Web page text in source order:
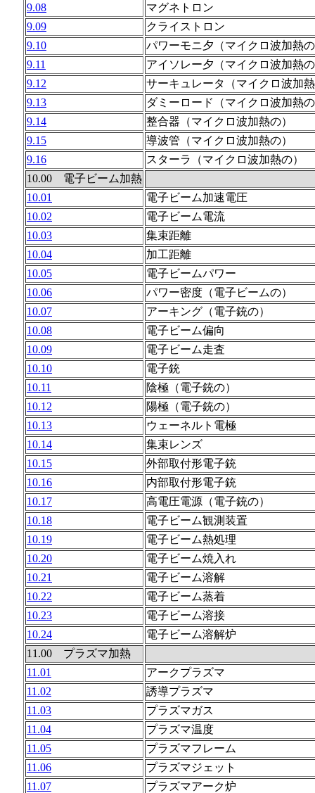
9.08
マグネトロン
9.09
クライストロン
9.10
パワーモニ夕（マイクロ波加熱
9.11
アイソレー夕（マイクロ波加熱
9.12
サーキュレータ（マイクロ波加
9.13
ダミーロード（マイクロ波加熱
9.14
整合器（マイクロ波加熱の）
9.15
導波管（マイクロ波加熱の）
9.16
スターラ（マイクロ波加熱の）
10.00 電子ビーム加熱
10.01
電子ビーム加速電圧
10.02
電子ビーム電流
10.03
集束距離
10.04
加工距離
10.05
電子ビームパワー
10.06
パワー密度（電子ビームの）
10.07
アーキング（電子銃の）
10.08
電子ビーム偏向
10.09
電子ビーム走査
10.10
電子銃
10.11
陰極（電子銃の）
10.12
陽極（電子銃の）
10.13
ウェーネルト電極
10.14
集束レンズ
10.15
外部取付形電子銃
10.16
内部取付形電子銃
10.17
高電圧電源（電子銃の）
10.18
電子ビーム観測装置
10.19
電子ビーム熱処理
10.20
電子ビーム焼入れ
10.21
電子ビーム溶解
10.22
電子ビーム蒸着
10.23
電子ビーム溶接
10.24
電子ビーム溶解炉
11.00 プラズマ加熱
11.01
アークプラズマ
11.02
誘導プラズマ
11.03
プラズマガス
11.04
プラズマ温度
11.05
プラズマフレーム
11.06
プラズマジェット
11.07
プラズマアーク炉